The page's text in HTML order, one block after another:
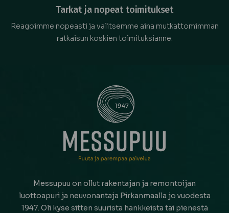
Tarkat ja nopeat toimitukset
Reagoimme nopeasti ja valitsemme aina mutkattomimman
ratkaisun koskien toimituksianne.
Messupuu on ollut rakentajan ja remontoijan
luottoapuri ja neuvonantaja Pirkanmaalla jo vuodesta
1947. Oli kyse sitten suurista hankkeista tai pienestä